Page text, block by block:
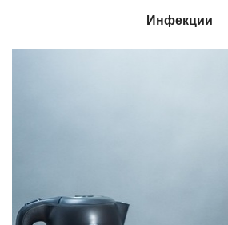
Инфекции